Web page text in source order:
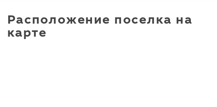
Расположение поселка на
карте